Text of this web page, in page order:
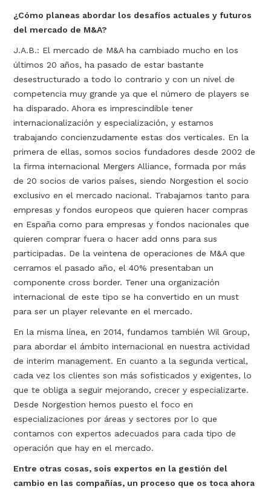
¿Cómo planeas abordar los desafíos actuales y futuros
del mercado de M&A?
J.A.B.: El mercado de M&A ha cambiado mucho en los
últimos 20 años, ha pasado de estar bastante
desestructurado a todo lo contrario y con un nivel de
competencia muy grande ya que el número de players se
ha disparado. Ahora es imprescindible tener
internacionalización y especialización, y estamos
trabajando concienzudamente estas dos verticales. En la
primera de ellas, somos socios fundadores desde 2002 de
la firma internacional Mergers Alliance, formada por más
de 20 socios de varios países, siendo Norgestion el socio
exclusivo en el mercado nacional. Trabajamos tanto para
empresas y fondos europeos que quieren hacer compras
en España como para empresas y fondos nacionales que
quieren comprar fuera o hacer add onns para sus
participadas. De la veintena de operaciones de M&A que
cerramos el pasado año, el 40% presentaban un
componente cross border. Tener una organización
internacional de este tipo se ha convertido en un must
para ser un player relevante en el mercado.
En la misma línea, en 2014, fundamos también Wil Group,
para abordar el ámbito internacional en nuestra actividad
de interim management. En cuanto a la segunda vertical,
cada vez los clientes son más sofisticados y exigentes, lo
que te obliga a seguir mejorando, crecer y especializarte.
Desde Norgestion hemos puesto el foco en
especializaciones por áreas y sectores por lo que
contamos con expertos adecuados para cada tipo de
operación que hay en el mercado.
Entre otras cosas, sois expertos en la gestión del
cambio en las compañías, un proceso que os toca ahora